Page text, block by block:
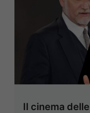
Il cinema